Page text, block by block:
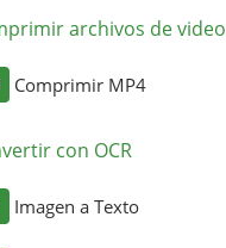
archivos de video
Comprimir MP4
con OCR
Imagen a Texto